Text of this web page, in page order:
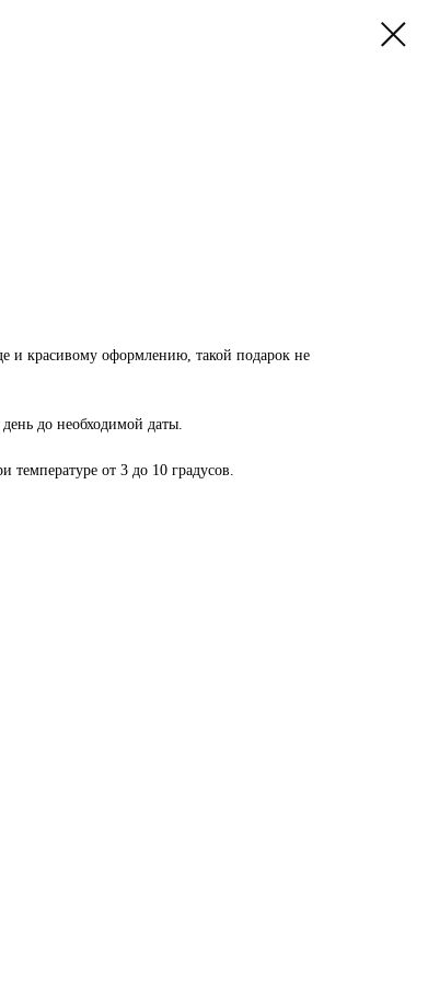
и красивому оформлению, такой подарок не
до необходимой даты.
температуре от 3 до 10 градусов.